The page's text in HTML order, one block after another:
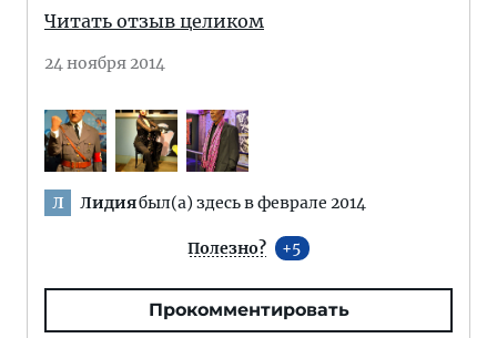
Читать отзыв целиком
24 ноября 2014
Л Лидиябыл(а) здесь в феврале 2014
Полезно? 5
Прокомментировать